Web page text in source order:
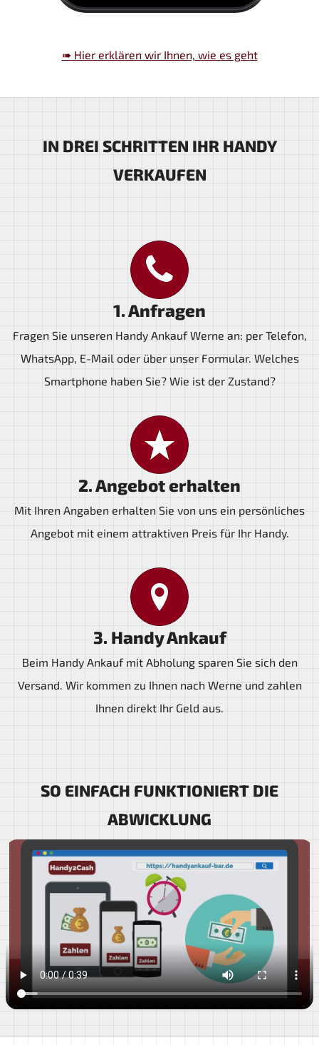
➠ Hier erklären wir Ihnen, wie es geht
IN DREI SCHRITTEN IHR HANDY
VERKAUFEN
1. Anfragen
Fragen Sie unseren Handy Ankauf Werne an: per Telefon,
WhatsApp, E-Mail oder über unser Formular. Welches
Smartphone haben Sie? Wie ist der Zustand?
2. Angebot erhalten
Mit Ihren Angaben erhalten Sie von uns ein persönliches
Angebot mit einem attraktiven Preis für Ihr Handy.
3. Handy Ankauf
Beim Handy Ankauf mit Abholung sparen Sie sich den
Versand. Wir kommen zu Ihnen nach Werne und zahlen
Ihnen direkt Ihr Geld aus.
SO EINFACH FUNKTIONIERT DIE
ABWICKLUNG